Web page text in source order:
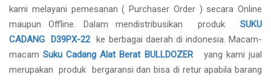
kami melayani pemesanan ( Purchaser Order ) secara Online
maupun Offline. Dalam mendistribusikan produk SUKU
CADANG D39PX-22 ke berbagai daerah di indonesia. Macam-
macam Suku Cadang Alat Berat BULLDOZER
yang kami jual
merupakan produk bergaransi dan bisa di retur apabila barang